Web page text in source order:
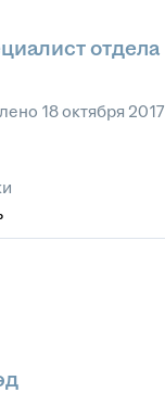
отдела
18 октября 2017